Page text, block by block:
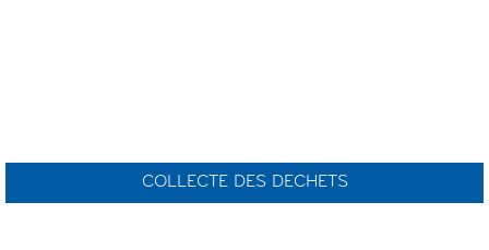
COLLECTE DES DECHETS